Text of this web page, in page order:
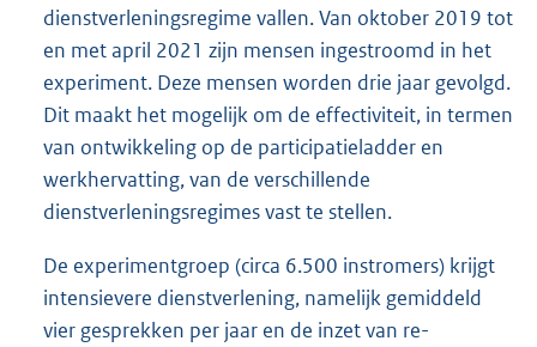
dienstverleningsregime vallen. Van oktober 2019 tot
en met april 2021 zijn mensen ingestroomd in het
experiment. Deze mensen worden drie jaar gevolgd.
Dit maakt het mogelijk om de effectiviteit, in termen
van ontwikkeling op de participatieladder en
werkhervatting, van de verschillende
dienstverleningsregimes vast te stellen.
De experimentgroep (circa 6.500 instromers) krijgt
intensievere dienstverlening, namelijk gemiddeld
vier gesprekken per jaar en de inzet van re-